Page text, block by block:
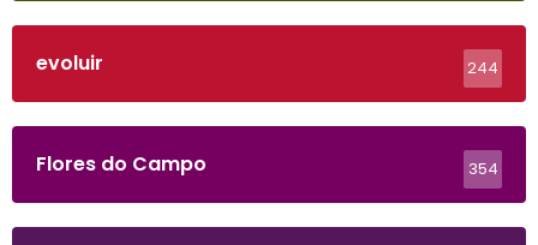
evoluir 244
Flores do Campo 354